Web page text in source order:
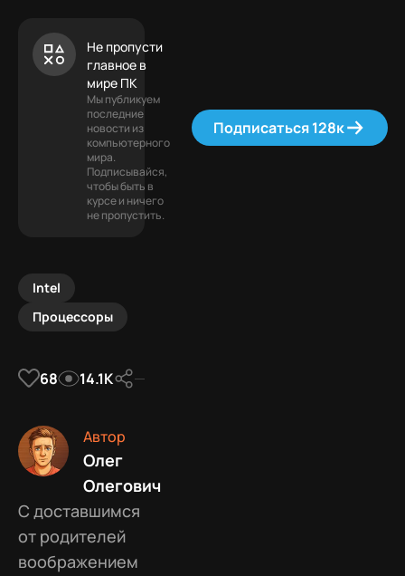
Не пропусти
главное в
мире ПК
Мы публикуем
последние
новости из
компьютерного
мира.
Подписывайся,
чтобы быть в
курсе и ничего
не пропустить.
Подписаться 128к
Intel
Процессоры
68 14.1К
Автор
Олег
Олегович
С доставшимся
от родителей
воображением